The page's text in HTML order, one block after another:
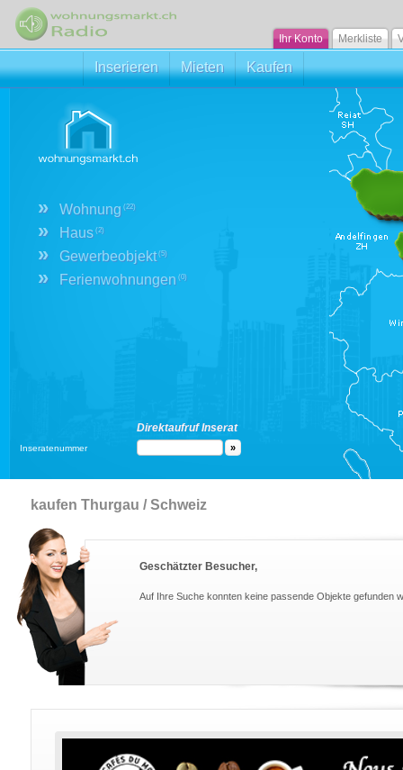
Ihr Konto Merkliste
Inserieren Mieten Kaufen
» Wohnung (22)
» Haus (2)
» Gewerbeobjekt(5)
» Ferienwohnungen (0)
Direktaufruf Inserat
Inseratenummer
kaufen Thurgau / Schweiz
Geschätzter Besucher,
Auf Ihre Suche konnten keine passende Objekte gefunden